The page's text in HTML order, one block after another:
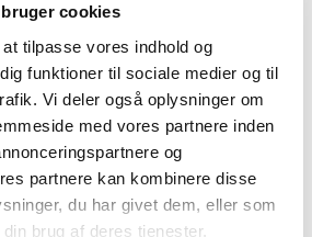
cookies
tilpasse vores indhold og
funktioner til sociale medier og til
Vi deler også oplysninger om
med vores partnere inden
og
partnere kan kombinere disse
du har givet dem, eller som
brug af deres tjenester.